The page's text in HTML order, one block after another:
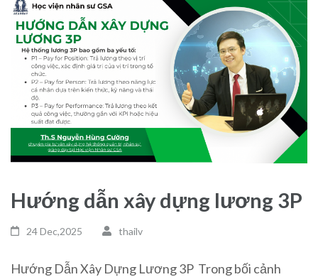
Hướng dẫn xây dựng lương 3P
24 Dec,2025 thailv
Hướng Dẫn Xây Dựng Lương 3P Trong bối cảnh